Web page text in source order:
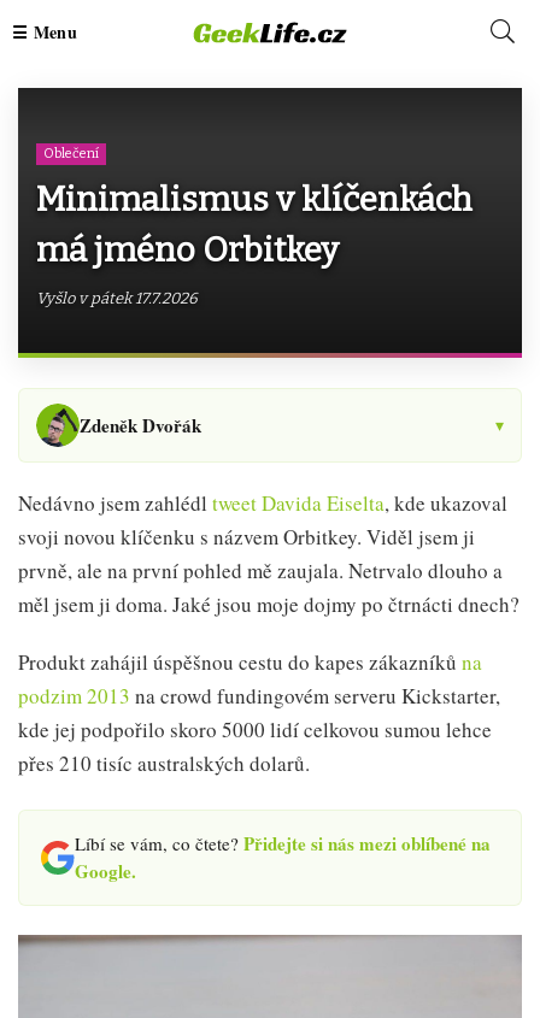
Oblečení
Minimalismus v klíčenkách
má jméno Orbitkey
Vyšlo v pátek 17.7.2026
Zdeněk Dvořák ▾
Nedávno jsem zahlédl tweet Davida Eiselta, kde ukazoval
svoji novou klíčenku s názvem Orbitkey. Viděl jsem ji
prvně, ale na první pohled mě zaujala. Netrvalo dlouho a
měl jsem ji doma. Jaké jsou moje dojmy po čtrnácti dnech?
Produkt zahájil úspěšnou cestu do kapes zákazníků na
podzim 2013 na crowd fundingovém serveru Kickstarter,
kde jej podpořilo skoro 5000 lidí celkovou sumou lehce
přes 210 tisíc australských dolarů.
Líbí se vám, co čtete? Přidejte si nás mezi oblíbené na
Google.